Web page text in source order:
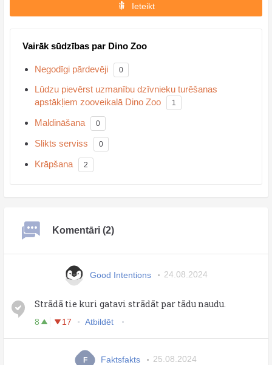
Ieteikt
Vairāk sūdzības par Dino Zoo
Negodīgi pārdevēji 0
Lūdzu pievērst uzmanību dzīvnieku turēšanas
apstākļiem zooveikalā Dino Zoo
1
Maldināšana 0
Slikts serviss 0
Krāpšana 2
Komentāri (2)
Good Intentions 24.08.2024
Strādā tie kuri gatavi strādāt par tādu naudu.
8 17 Atbildēt
F Faktsfakts 25.08.2024